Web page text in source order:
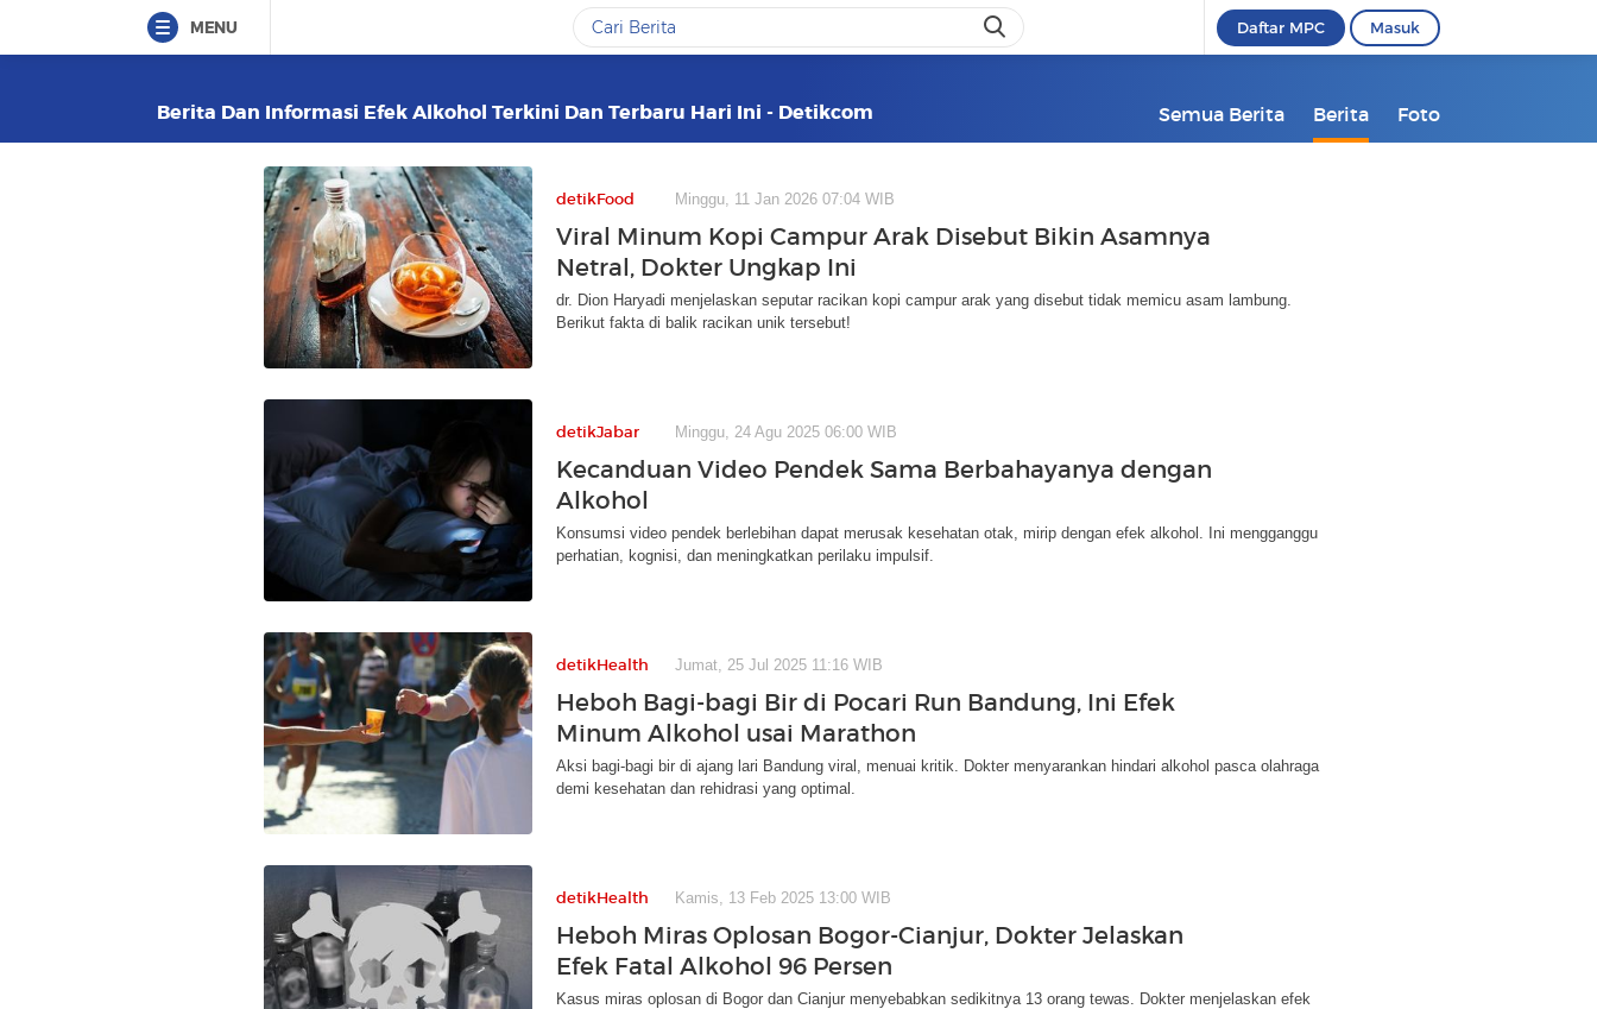
MENU Daftar MPC Masuk
Berita Dan Informasi Efek Alkohol Terkini Dan Terbaru Hari Ini - Detikcom Semua Berita Berita Foto
detikFood Minggu, 11 Jan 2026 07:04 WIB
Viral Minum Kopi Campur Arak Disebut Bikin Asamnya
Netral, Dokter Ungkap Ini
dr. Dion Haryadi menjelaskan seputar racikan kopi campur arak yang disebut tidak memicu asam lambung.
Berikut fakta di balik racikan unik tersebut!
detikJabar Minggu, 24 Agu 2025 06:00 WIB
Kecanduan Video Pendek Sama Berbahayanya dengan
Alkohol
Konsumsi video pendek berlebihan dapat merusak kesehatan otak, mirip dengan efek alkohol. Ini mengganggu
perhatian, kognisi, dan meningkatkan perilaku impulsif.
detikHealth Jumat, 25 Jul 2025 11:16 WIB
Heboh Bagi-bagi Bir di Pocari Run Bandung, Ini Efek
Minum Alkohol usai Marathon
Aksi bagi-bagi bir di ajang lari Bandung viral, menuai kritik. Dokter menyarankan hindari alkohol pasca olahraga
demi kesehatan dan rehidrasi yang optimal.
detikHealth Kamis, 13 Feb 2025 13:00 WIB
Heboh Miras Oplosan Bogor-Cianjur, Dokter Jelaskan
Efek Fatal Alkohol 96 Persen
Kasus miras oplosan di Bogor dan Cianjur menyebabkan sedikitnya 13 orang tewas. Dokter menjelaskan efek